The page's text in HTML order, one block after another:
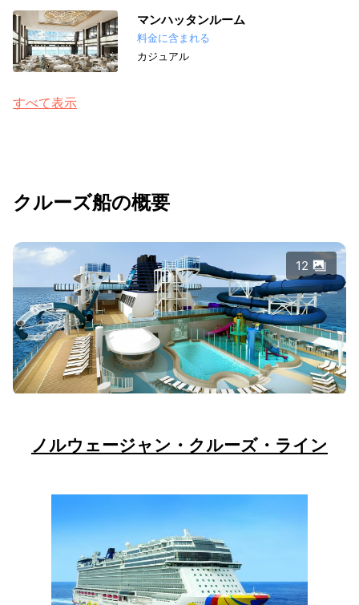
マンハッタンルーム
料金に含まれる
カジュアル
すべて表示
クルーズ船の概要
12
ノルウェージャン・クルーズ・ライン